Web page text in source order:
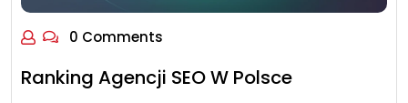
0 Comments
Ranking Agencji SEO W Polsce